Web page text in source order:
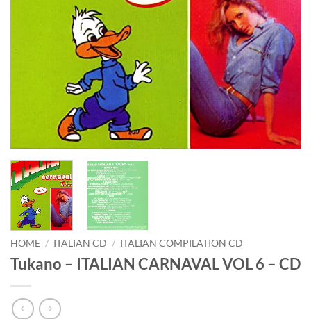
HOME / ITALIAN CD / ITALIAN COMPILATION CD
Tukano – ITALIAN CARNAVAL VOL 6 – CD